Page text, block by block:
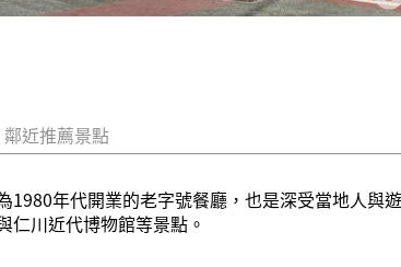
鄰近推薦景點
年代開業的老字號餐廳，也是深受當地人與
仁川近代博物館等景點。